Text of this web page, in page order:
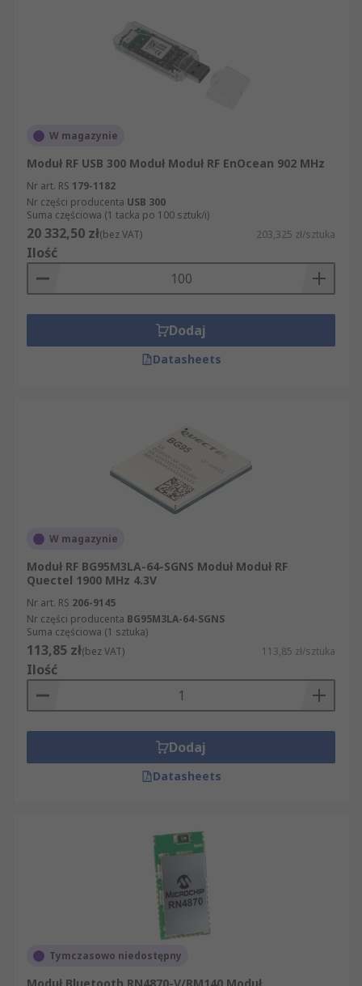
W magazynie
Moduł RF USB 300 Moduł Moduł RF EnOcean 902 MHz
Nr art. RS 179-1182
Nr części producenta USB 300
Suma częściowa (1 tacka po 100 sztuk/i)
20 332,50 zł(bez VAT) 203,325 zł/sztuka
Ilość
Dodaj
Datasheets
W magazynie
Moduł RF BG95M3LA-64-SGNS Moduł Moduł RF
Quectel 1900 MHz 4.3V
Nr art. RS 206-9145
Nr części producenta BG95M3LA-64-SGNS
Suma częściowa (1 sztuka)
113,85 zł(bez VAT) 113,85 zł/sztuka
Ilość
Dodaj
Datasheets
Tymczasowo niedostępny